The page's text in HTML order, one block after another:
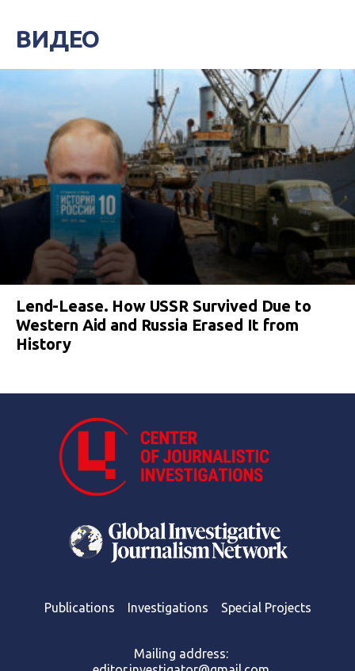
ВИДЕО
Lend-Lease. How USSR Survived Due to
Western Aid and Russia Erased It from
History
Publications Investigations Special Projects
Mailing address: